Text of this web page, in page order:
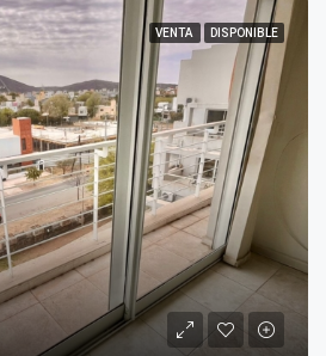
VENTA DISPONIBLE